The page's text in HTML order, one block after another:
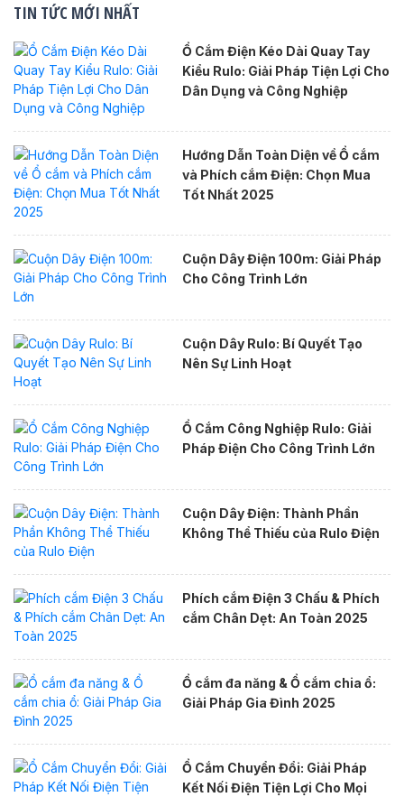
TIN TỨC MỚI NHẤT
Ổ Cắm Điện Kéo Dài Quay Tay
Kiểu Rulo: Giải Pháp Tiện Lợi Cho
Dân Dụng và Công Nghiệp
Hướng Dẫn Toàn Diện về Ổ cắm
và Phích cắm Điện: Chọn Mua
Tốt Nhất 2025
Cuộn Dây Điện 100m: Giải Pháp
Cho Công Trình Lớn
Cuộn Dây Rulo: Bí Quyết Tạo
Nên Sự Linh Hoạt
Ổ Cắm Công Nghiệp Rulo: Giải
Pháp Điện Cho Công Trình Lớn
Cuộn Dây Điện: Thành Phần
Không Thể Thiếu của Rulo Điện
Phích cắm Điện 3 Chấu & Phích
cắm Chân Dẹt: An Toàn 2025
Ổ cắm đa năng & Ổ cắm chia ổ:
Giải Pháp Gia Đình 2025
Ổ Cắm Chuyển Đổi: Giải Pháp
Kết Nối Điện Tiện Lợi Cho Mọi